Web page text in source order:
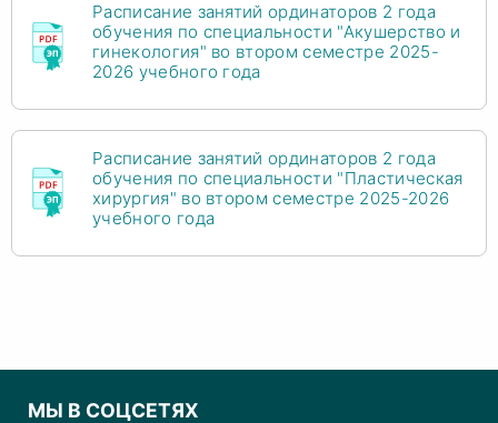
Расписание занятий ординаторов 2 года
обучения по специальности "Акушерство и
гинекология" во втором семестре 2025-
2026 учебного года
Расписание занятий ординаторов 2 года
обучения по специальности "Пластическая
хирургия" во втором семестре 2025-2026
учебного года
МЫ В СОЦСЕТЯХ